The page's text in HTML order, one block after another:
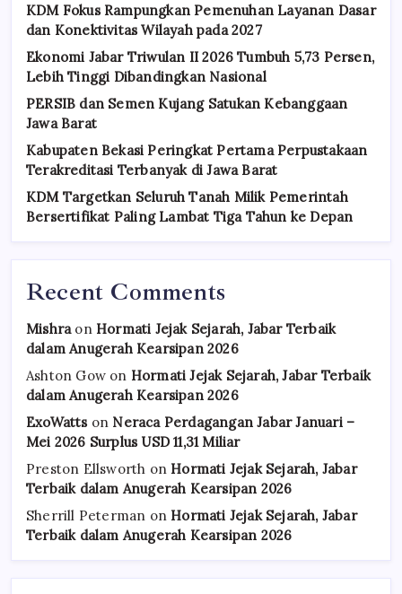
KDM Fokus Rampungkan Pemenuhan Layanan Dasar
dan Konektivitas Wilayah pada 2027
Ekonomi Jabar Triwulan II 2026 Tumbuh 5,73 Persen,
Lebih Tinggi Dibandingkan Nasional
PERSIB dan Semen Kujang Satukan Kebanggaan
Jawa Barat
Kabupaten Bekasi Peringkat Pertama Perpustakaan
Terakreditasi Terbanyak di Jawa Barat
KDM Targetkan Seluruh Tanah Milik Pemerintah
Bersertifikat Paling Lambat Tiga Tahun ke Depan
Recent Comments
Mishraon Hormati Jejak Sejarah, Jabar Terbaik
dalam Anugerah Kearsipan 2026
Ashton Gow on Hormati Jejak Sejarah, Jabar Terbaik
dalam Anugerah Kearsipan 2026
ExoWattson Neraca Perdagangan Jabar Januari –
Mei 2026 Surplus USD 11,31 Miliar
Preston Ellsworth on Hormati Jejak Sejarah, Jabar
Terbaik dalam Anugerah Kearsipan 2026
Sherrill Peterman on Hormati Jejak Sejarah, Jabar
Terbaik dalam Anugerah Kearsipan 2026